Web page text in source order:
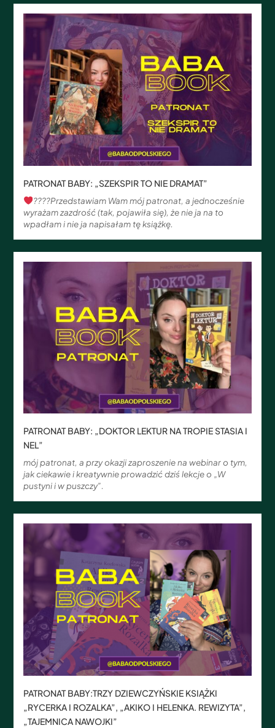
PATRONAT BABY: „SZEKSPIR TO NIE DRAMAT”
‍????Przedstawiam Wam mój patronat, a jednocześnie
wyrażam zazdrość (tak, pojawiła się), że nie ja na to
wpadłam i nie ja napisałam tę książkę.
PATRONAT BABY: „DOKTOR LEKTUR NA TROPIE STASIA I
NEL”
mój patronat, a przy okazji zaproszenie na webinar o tym,
jak ciekawie i kreatywnie prowadzić dziś lekcje o „W
pustyni i w puszczy”.
PATRONAT BABY:TRZY DZIEWCZYŃSKIE KSIĄŻKI
„RYCERKA I ROZALKA”, „AKIKO I HELENKA. REWIZYTA”,
„TAJEMNICA NAWOJKI”